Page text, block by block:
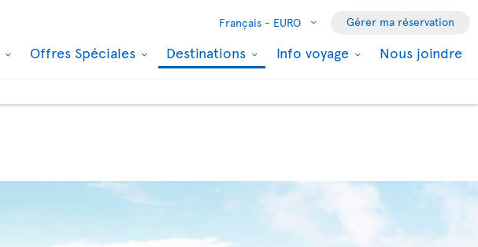
Français - EURO Gérer ma réservation
Offres Spéciales Destinations Info voyage Nous joindre